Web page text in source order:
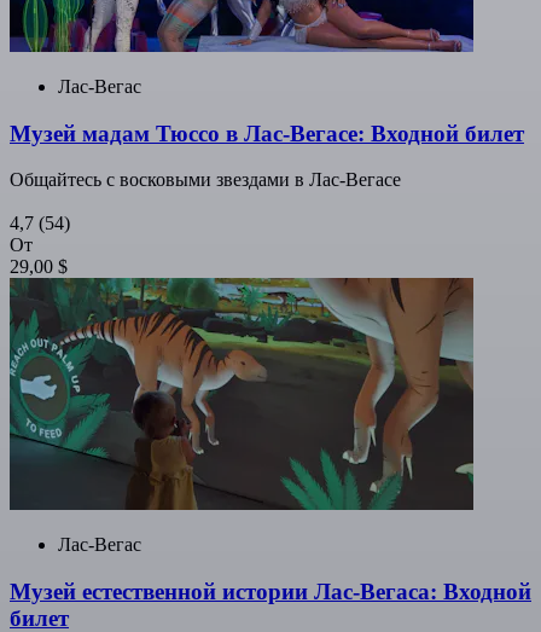
Лас-Вегас
Музей мадам Тюссо в Лас-Вегасе: Входной билет
Общайтесь с восковыми звездами в Лас-Вегасе
4,7 (54)
От
29,00 $
Лас-Вегас
Музей естественной истории Лас-Вегаса: Входной
билет